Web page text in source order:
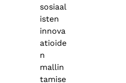
sosiaal
isten
innova
atioide
n
mallin
tamise